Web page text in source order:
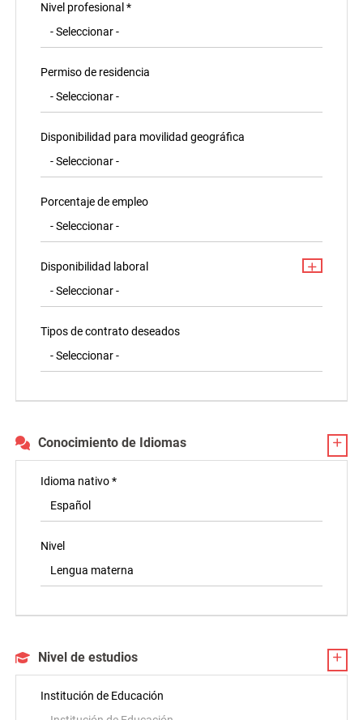
Nivel profesional *
Permiso de residencia
Disponibilidad para movilidad geográfica
Porcentaje de empleo
Disponibilidad laboral
Tipos de contrato deseados
Conocimiento de Idiomas
Idioma nativo *
Nivel
Nivel de estudios
Institución de Educación